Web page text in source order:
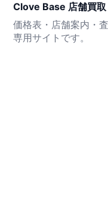
Clove Base 店舗買取
価格表・店舗案内・
専用サイトです。